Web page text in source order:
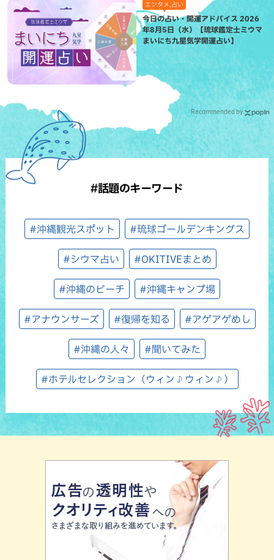
エンタメ,占い
今日の占い・開運アドバイス 2026
年8月5日（水）【琉球鑑定士ミウマ
まいにち九星気学開運占い】
Recommended by
#話題のキーワード
#沖縄観光スポット #琉球ゴールデンキングス
#シウマ占い #OKITIVEまとめ
#沖縄のビーチ #沖縄キャンプ場
#アナウンサーズ #復帰を知る #アゲアゲめし
#沖縄の人々 #聞いてみた
#ホテルセレクション（ウィン♪ウィン♪）